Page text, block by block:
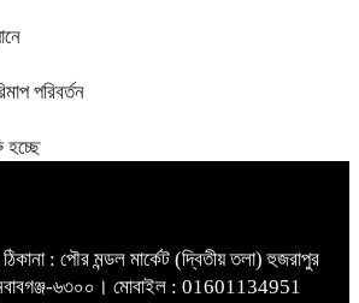
পরিবর্তন
হচ্ছে
: পৌর মন্ডল মার্কেট (দ্বিতীয় তলা) হুজরাপুর
৬৩০০। মোবাইল : 01601134951